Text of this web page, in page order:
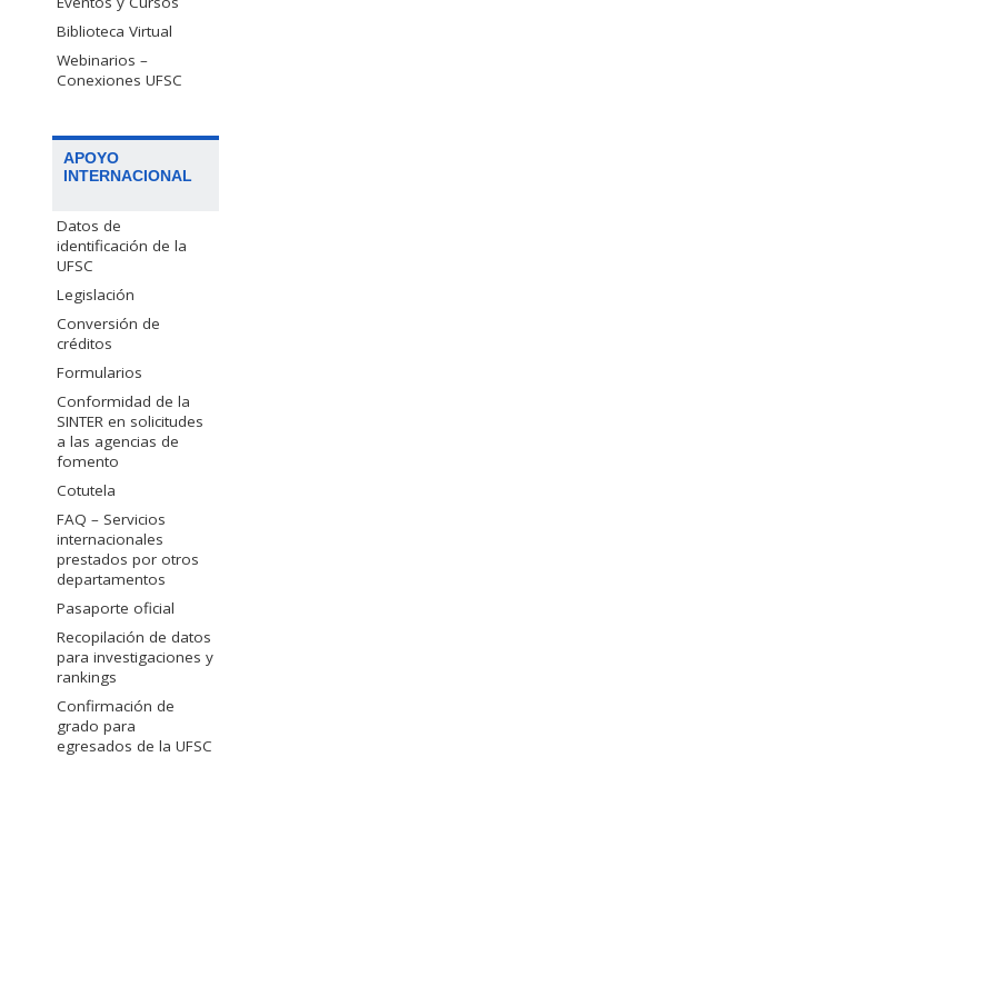
Biblioteca Virtual
Webinarios –
Conexiones UFSC
APOYO
INTERNACIONAL
Datos de
identificación de la
UFSC
Legislación
Conversión de
créditos
Formularios
Conformidad de la
SINTER en solicitudes
a las agencias de
fomento
Cotutela
FAQ – Servicios
internacionales
prestados por otros
departamentos
Pasaporte oficial
Recopilación de datos
para investigaciones y
rankings
Confirmación de
grado para
egresados de la UFSC